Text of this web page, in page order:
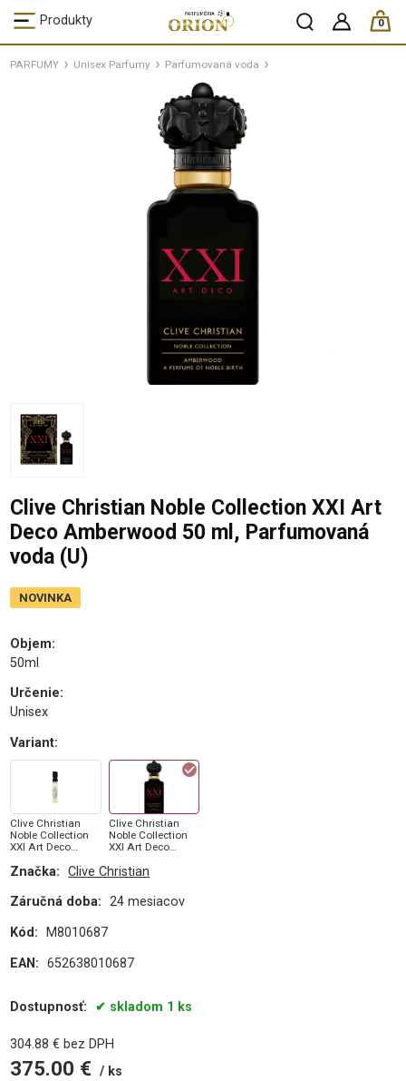
Produkty 0
ks /
PARFUMY Unisex Parfumy Parfumovaná voda
Clive Christian Noble Collection XXI Art
Deco Amberwood 50 ml, Parfumovaná
voda (U)
NOVINKA
Objem:
50ml
Určenie:
Unisex
Variant:
Clive Christian
Noble Collection
XXI Art Deco
ml, Vzorka
Clive Christian
Noble Collection
XXI Art Deco
ml, Parfumovaná
Značka: Clive Christian
Záručná doba: 24 mesiacov
Kód:
M8010687
EAN: 652638010687
Dostupnosť: skladom 1 ks
304.88 € bez DPH
375.00 € ks